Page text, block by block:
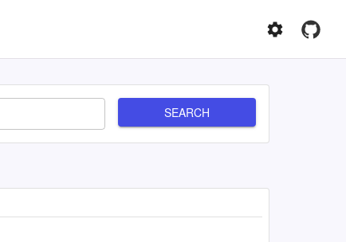
SEARCH